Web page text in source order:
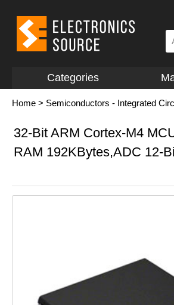
Categories
Home > Semiconductors - Integrated
32-Bit ARM Cortex-M4
RAM 192KBytes,ADC 12-